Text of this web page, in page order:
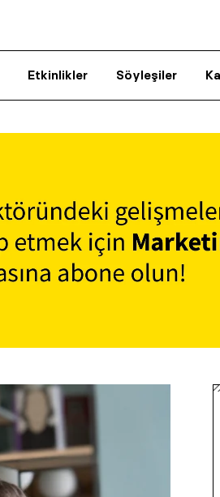
Etkinlikler Söyleşiler